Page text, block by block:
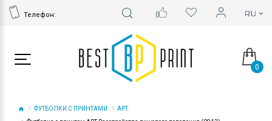
Телефон:
0
ФУТБОЛКИ С ПРИНТАМИ
АРТ